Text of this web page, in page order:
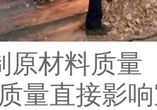
原材料质量
量直接影